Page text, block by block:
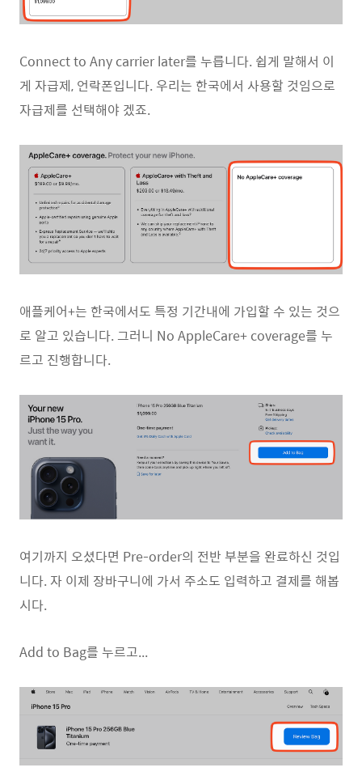
Connect to Any carrier later를 누릅니다. 쉽게 말해서 이
게 자급제, 언락폰입니다. 우리는 한국에서 사용할 것임으로
자급제를 선택해야 겠죠.
애플케어+는 한국에서도 특정 기간내에 가입할 수 있는 것으
로 알고 있습니다. 그러니 No AppleCare+ coverage를 누
르고 진행합니다.
여기까지 오셨다면 Pre-order의 전반 부분을 완료하신 것입
니다. 자 이제 장바구니에 가서 주소도 입력하고 결제를 해봅
시다.
Add to Bag를 누르고...